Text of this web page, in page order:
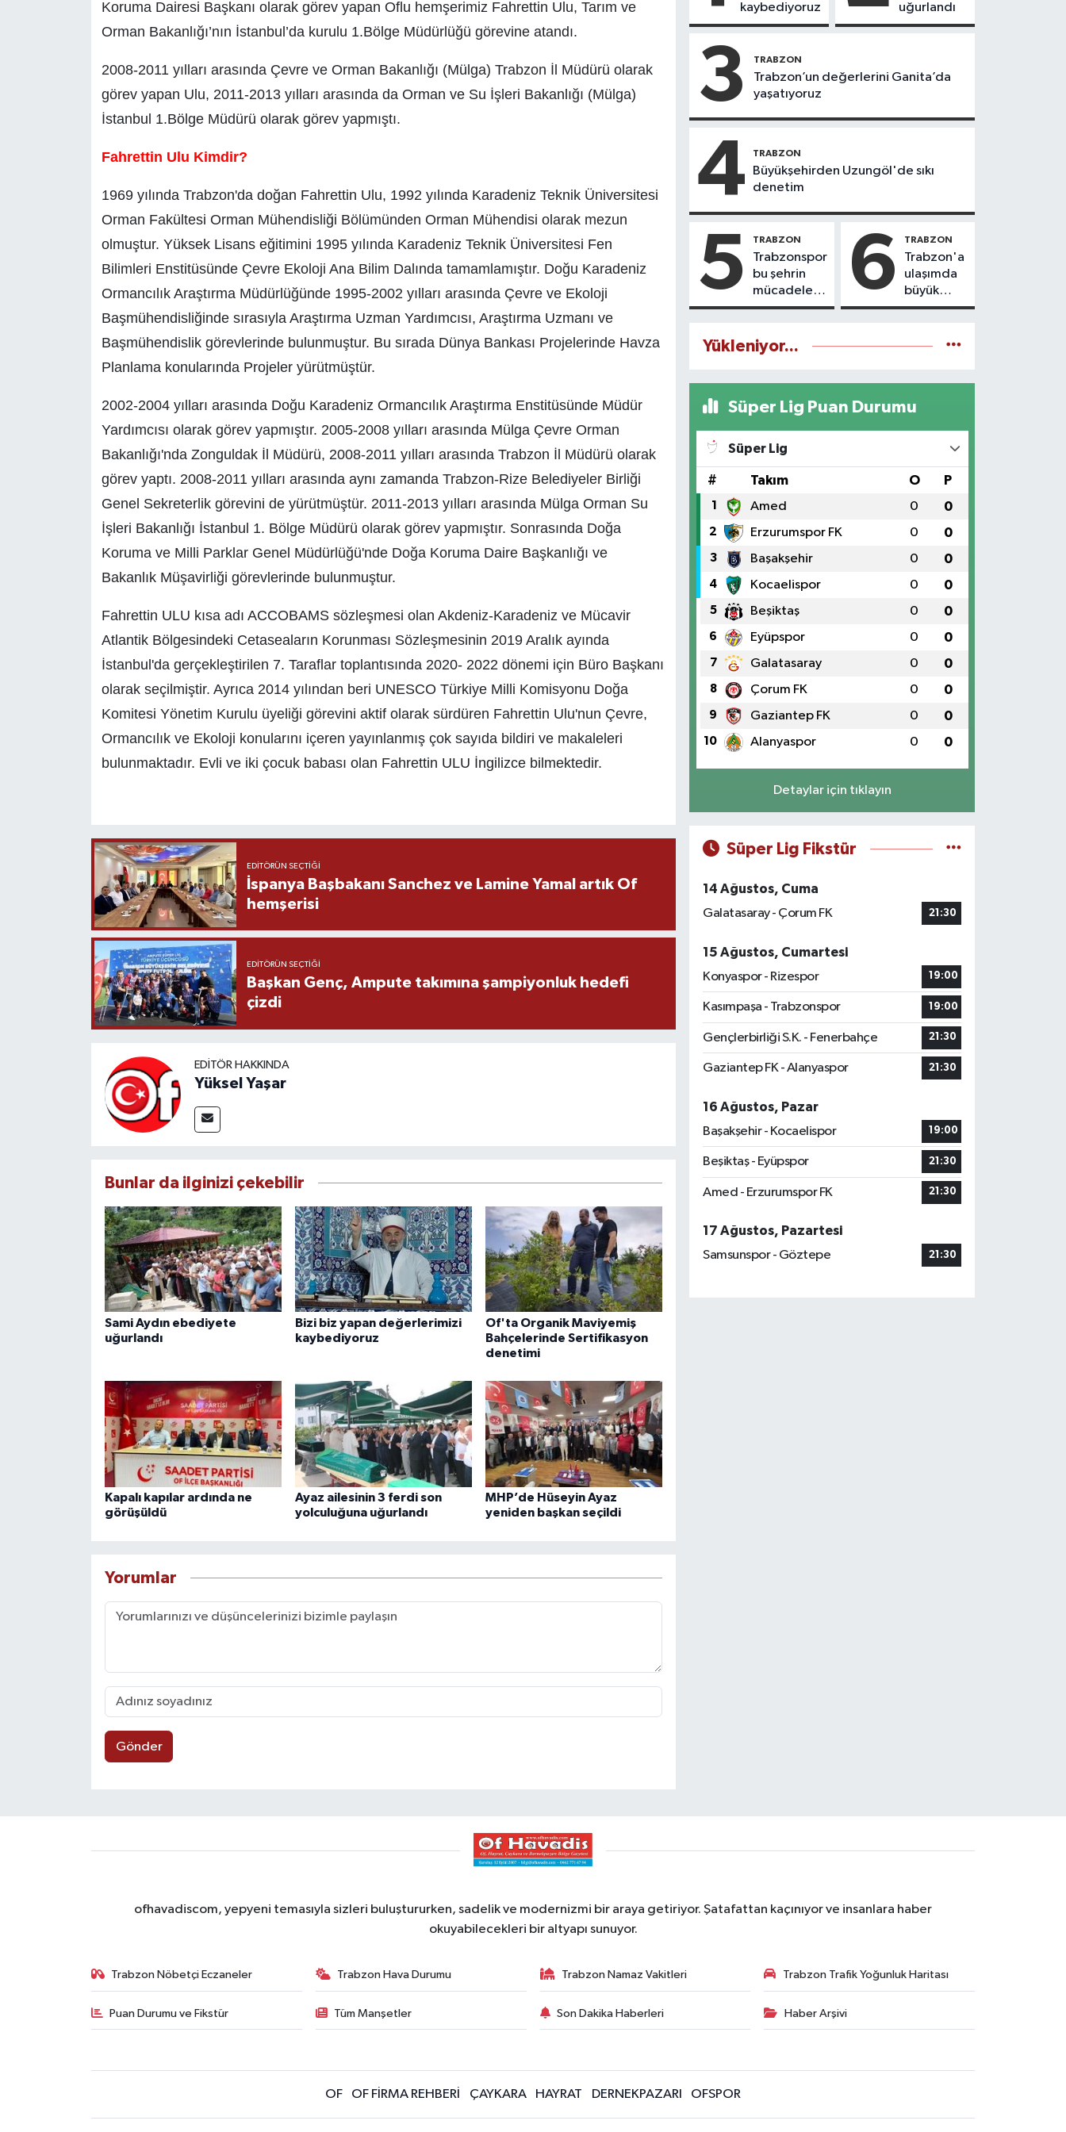
Koruma Dairesi Başkanı olarak görev yapan Oflu hemşerimiz Fahrettin Ulu, Tarım ve
Orman Bakanlığı’nın İstanbul’da kurulu 1.Bölge Müdürlüğü görevine atandı.
2008-2011 yılları arasında Çevre ve Orman Bakanlığı (Mülga) Trabzon İl Müdürü olarak
görev yapan Ulu, 2011-2013 yılları arasında da Orman ve Su İşleri Bakanlığı (Mülga)
İstanbul 1.Bölge Müdürü olarak görev yapmıştı.
Fahrettin Ulu Kimdir?
1969 yılında Trabzon'da doğan Fahrettin Ulu, 1992 yılında Karadeniz Teknik Üniversitesi
Orman Fakültesi Orman Mühendisliği Bölümünden Orman Mühendisi olarak mezun
olmuştur. Yüksek Lisans eğitimini 1995 yılında Karadeniz Teknik Üniversitesi Fen
Bilimleri Enstitüsünde Çevre Ekoloji Ana Bilim Dalında tamamlamıştır. Doğu Karadeniz
Ormancılık Araştırma Müdürlüğünde 1995-2002 yılları arasında Çevre ve Ekoloji
Başmühendisliğinde sırasıyla Araştırma Uzman Yardımcısı, Araştırma Uzmanı ve
Başmühendislik görevlerinde bulunmuştur. Bu sırada Dünya Bankası Projelerinde Havza
Planlama konularında Projeler yürütmüştür.
2002-2004 yılları arasında Doğu Karadeniz Ormancılık Araştırma Enstitüsünde Müdür
Yardımcısı olarak görev yapmıştır. 2005-2008 yılları arasında Mülga Çevre Orman
Bakanlığı'nda Zonguldak İl Müdürü, 2008-2011 yılları arasında Trabzon İl Müdürü olarak
görev yaptı. 2008-2011 yılları arasında aynı zamanda Trabzon-Rize Belediyeler Birliği
Genel Sekreterlik görevini de yürütmüştür. 2011-2013 yılları arasında Mülga Orman Su
İşleri Bakanlığı İstanbul 1. Bölge Müdürü olarak görev yapmıştır. Sonrasında Doğa
Koruma ve Milli Parklar Genel Müdürlüğü'nde Doğa Koruma Daire Başkanlığı ve
Bakanlık Müşavirliği görevlerinde bulunmuştur.
Fahrettin ULU kısa adı ACCOBAMS sözleşmesi olan Akdeniz-Karadeniz ve Mücavir
Atlantik Bölgesindeki Cetaseaların Korunması Sözleşmesinin 2019 Aralık ayında
İstanbul'da gerçekleştirilen 7. Taraflar toplantısında 2020- 2022 dönemi için Büro Başkanı
olarak seçilmiştir. Ayrıca 2014 yılından beri UNESCO Türkiye Milli Komisyonu Doğa
Komitesi Yönetim Kurulu üyeliği görevini aktif olarak sürdüren Fahrettin Ulu'nun Çevre,
Ormancılık ve Ekoloji konularını içeren yayınlanmış çok sayıda bildiri ve makaleleri
bulunmaktadır. Evli ve iki çocuk babası olan Fahrettin ULU İngilizce bilmektedir.
EDITÖRÜN SEÇTIĞI
İspanya Başbakanı Sanchez ve Lamine Yamal artık Of
hemşerisi
EDITÖRÜN SEÇTIĞI
Başkan Genç, Ampute takımına şampiyonluk hedefi
çizdi
EDITÖR HAKKINDA
Yüksel Yaşar
Bunlar da ilginizi çekebilir
Sami Aydın ebediyete
uğurlandı
Bizi biz yapan değerlerimizi
kaybediyoruz
Of'ta Organik Maviyemiş
Bahçelerinde Sertifikasyon
denetimi
Kapalı kapılar ardında ne
görüşüldü
Ayaz ailesinin 3 ferdi son
yolculuğuna uğurlandı
MHP’de Hüseyin Ayaz
yeniden başkan seçildi
Yorumlar
Gönder
kaybediyoruz
uğurlandı
3 TRABZON
Trabzon’un değerlerini Ganita’da
yaşatıyoruz
4 TRABZON
Büyükşehirden Uzungöl'de sıkı
denetim
5 TRABZON
Trabzonspor
bu şehrin
mücadele
ruhudur
6 TRABZON
Trabzon'a
ulaşımda
büyük
yatırımlar
Yükleniyor...
Süper Lig Puan Durumu
Süper Lig
# Takım O P
1 Amed 0 0
2 Erzurumspor FK 0 0
3 Başakşehir 0 0
4 Kocaelispor 0 0
5 Beşiktaş 0 0
6 Eyüpspor 0 0
7 Galatasaray 0 0
8 Çorum FK 0 0
9 Gaziantep FK 0 0
10 Alanyaspor 0 0
Detaylar için tıklayın
Süper Lig Fikstür
14 Ağustos, Cuma
Galatasaray - Çorum FK
21:30
15 Ağustos, Cumartesi
Konyaspor - Rizespor
19:00
Kasımpaşa - Trabzonspor 19:00
Gençlerbirliği S.K. - Fenerbahçe 21:30
Gaziantep FK - Alanyaspor 21:30
16 Ağustos, Pazar
Başakşehir - Kocaelispor
19:00
Beşiktaş - Eyüpspor 21:30
Amed - Erzurumspor FK 21:30
17 Ağustos, Pazartesi
Samsunspor - Göztepe
21:30
ofhavadiscom, yepyeni temasıyla sizleri buluştururken, sadelik ve modernizmi bir araya getiriyor. Şatafattan kaçınıyor ve insanlara haber
okuyabilecekleri bir altyapı sunuyor.
Trabzon Nöbetçi Eczaneler Trabzon Hava Durumu Trabzon Namaz Vakitleri Trabzon Trafik Yoğunluk Haritası
Puan Durumu ve Fikstür Tüm Manşetler Son Dakika Haberleri Haber Arşivi
OF OF FİRMA REHBERİ ÇAYKARA HAYRAT DERNEKPAZARI OFSPOR